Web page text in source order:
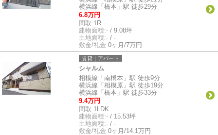
横浜線「橋本」駅 徒歩29分
6.8万円
間取:1R
建物面積:- / 9.08坪
土地面積:- / -
敷金/礼金:0ヶ月/7万円
賃貸｜アパート
シャルム
相模線「南橋本」駅 徒歩9分
横浜線「相模原」駅 徒歩19分
横浜線「橋本」駅 徒歩33分
9.4万円
間取:1LDK
建物面積:- / 15.53坪
土地面積:- / -
敷金/礼金:0ヶ月/14.1万円